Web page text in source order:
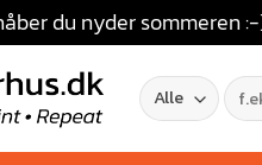
du nyder sommeren